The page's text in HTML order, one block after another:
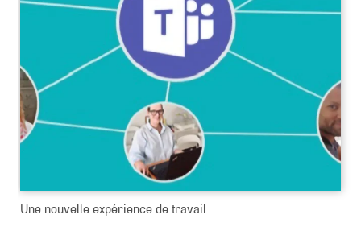
Une nouvelle expérience de travail